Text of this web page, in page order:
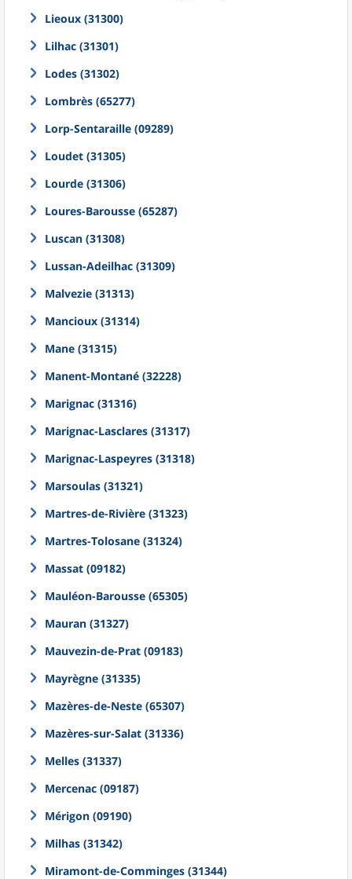
Lieoux (31300)
Lilhac (31301)
Lodes (31302)
Lombrès (65277)
Lorp-Sentaraille (09289)
Loudet (31305)
Lourde (31306)
Loures-Barousse (65287)
Luscan (31308)
Lussan-Adeilhac (31309)
Malvezie (31313)
Mancioux (31314)
Mane (31315)
Manent-Montané (32228)
Marignac (31316)
Marignac-Lasclares (31317)
Marignac-Laspeyres (31318)
Marsoulas (31321)
Martres-de-Rivière (31323)
Martres-Tolosane (31324)
Massat (09182)
Mauléon-Barousse (65305)
Mauran (31327)
Mauvezin-de-Prat (09183)
Mayrègne (31335)
Mazères-de-Neste (65307)
Mazères-sur-Salat (31336)
Melles (31337)
Mercenac (09187)
Mérigon (09190)
Milhas (31342)
Miramont-de-Comminges (31344)